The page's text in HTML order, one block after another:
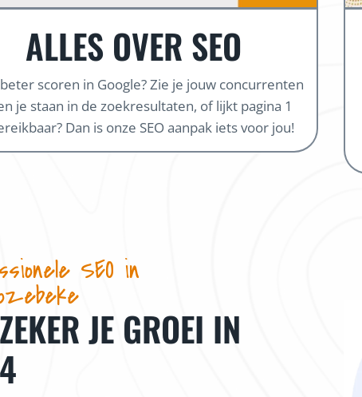
ALLES OVER SEO
scoren in Google? Zie je jouw concurrenten
je staan in de zoekresultaten, of lijkt pagina 1
Dan is onze SEO aanpak iets voor jou!
SEO in
JE GROEI IN